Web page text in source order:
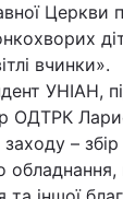
Церкви
вчинки».
УНІАН,
ОДТРК
– збір
обладнання,